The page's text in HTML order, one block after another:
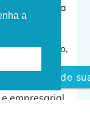
essencial para
seguro,
você em
empresarial
Agende
a